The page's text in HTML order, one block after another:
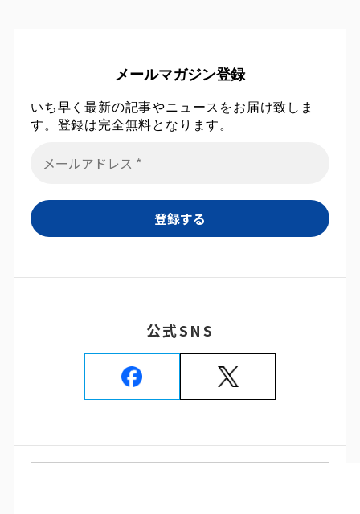
メールマガジン登録
いち早く最新の記事やニュースをお届け致しま
す。登録は完全無料となります。
公式SNS